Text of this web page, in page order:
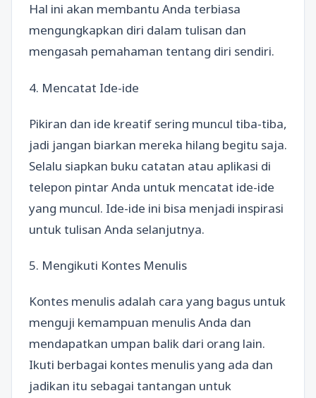
Hal ini akan membantu Anda terbiasa
mengungkapkan diri dalam tulisan dan
mengasah pemahaman tentang diri sendiri.
4. Mencatat Ide-ide
Pikiran dan ide kreatif sering muncul tiba-tiba,
jadi jangan biarkan mereka hilang begitu saja.
Selalu siapkan buku catatan atau aplikasi di
telepon pintar Anda untuk mencatat ide-ide
yang muncul. Ide-ide ini bisa menjadi inspirasi
untuk tulisan Anda selanjutnya.
5. Mengikuti Kontes Menulis
Kontes menulis adalah cara yang bagus untuk
menguji kemampuan menulis Anda dan
mendapatkan umpan balik dari orang lain.
Ikuti berbagai kontes menulis yang ada dan
jadikan itu sebagai tantangan untuk